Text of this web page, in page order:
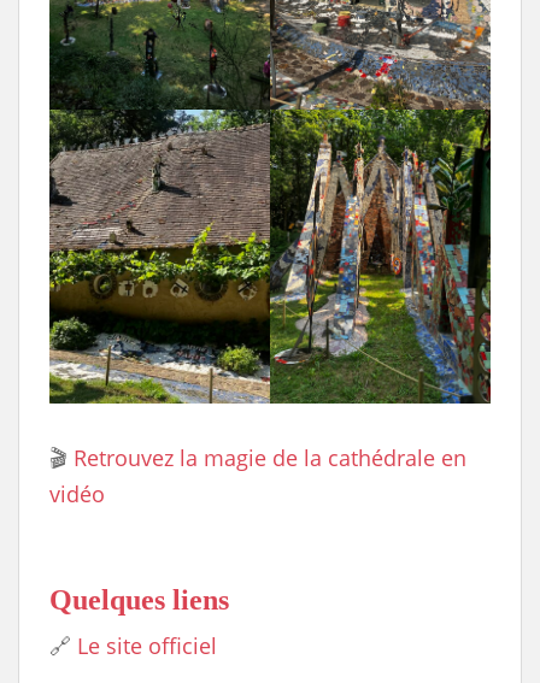
🎬 Retrouvez la magie de la cathédrale en
vidéo
Quelques liens
🔗 Le site officiel